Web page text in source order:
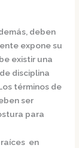
deben
expone su
existir una
disciplina
términos de
ser
para
en